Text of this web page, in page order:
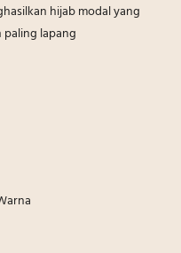
hijab modal yang
lapang